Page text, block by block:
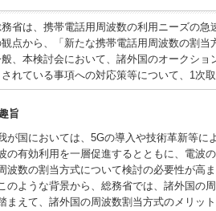
省は、携帯電話用周波数の利用ニーズの急
点から、「新たな携帯電話用周波数の割当
、本検討会において、諸外国のオークショ
されている事項への対応策等について、1次
旨
が国においては、5Gの導入や技術革新等に
の有効利用を一層促進するとともに、電波
波数の割当方式について検討の必要性が高ま
のような背景から、総務省では、諸外国の
まえて、諸外国の周波数割当方式のメリッ